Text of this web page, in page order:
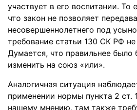
участвует в его воспитании. То
что закон не позволяет
несовершеннолетнего под
требование статьи 130 СК РФ
Думается, что правильнее было
изменить на союз «или».
Аналогичная ситуация
применении нормы пункта 2 ст.
нашему мнению, там также